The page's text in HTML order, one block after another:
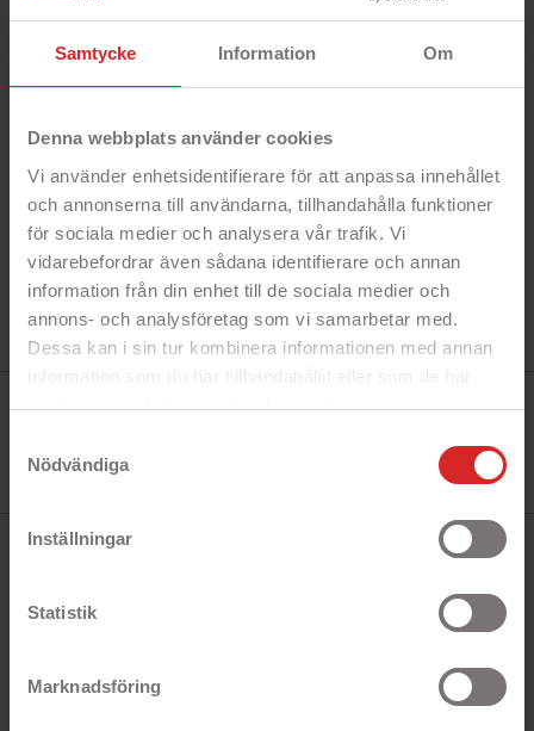
Samtycke Information Om
Denna webbplats använder cookies
Vi använder enhetsidentifierare för att anpassa innehållet
och annonserna till användarna, tillhandahålla funktioner
för sociala medier och analysera vår trafik. Vi
vidarebefordrar även sådana identifierare och annan
information från din enhet till de sociala medier och
annons- och analysföretag som vi samarbetar med.
Dessa kan i sin tur kombinera informationen med annan
information som du har tillhandahållit eller som de har
samlat in när du har använt deras tjänster.
Nödvändiga
Inställningar
Statistik
Marknadsföring
Canon
I lager
Bläckpatronen passar till: